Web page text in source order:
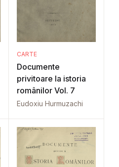
CARTE
Documente
privitoare la istoria
românilor Vol. 7
Eudoxiu Hurmuzachi